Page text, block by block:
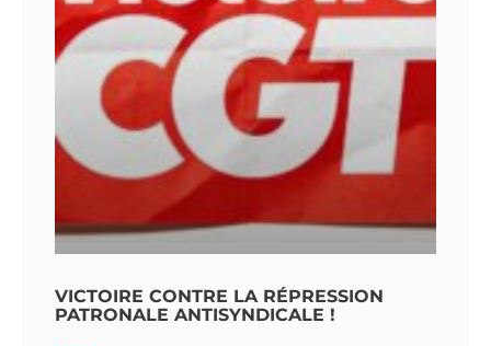
VICTOIRE CONTRE LA RÉPRESSION
PATRONALE ANTISYNDICALE !